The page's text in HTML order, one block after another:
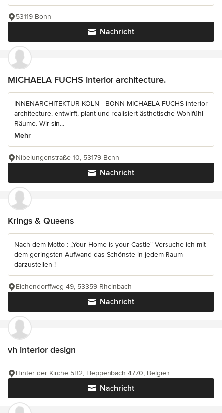
Nachricht
53119 Bonn
MICHAELA FUCHS interior architecture.
INNENARCHITEKTUR KÖLN - BONN MICHAELA FUCHS interior
architecture. entwirft, plant und realisiert ästhetische Wohlfühl-
Räume. Wir sin...
Mehr
Nachricht
Nibelungenstraße 10, 53179 Bonn
Krings & Queens
Nach dem Motto : „Your Home is your Castle“ Versuche ich mit
dem geringsten Aufwand das Schönste in jedem Raum
darzustellen !
Nachricht
Eichendorffweg 49, 53359 Rheinbach
vh interior design
Nachricht
Hinter der Kirche 5B2, Heppenbach 4770, Belgien